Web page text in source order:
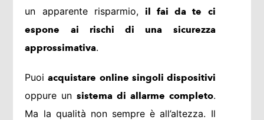
un apparente risparmio, il fai da te ci
espone ai rischi di una sicurezza
approssimativa.
Puoiacquistare online singoli dispositivi
oppure unsistema di allarme completo.
Ma la qualità non sempre è all’altezza. Il